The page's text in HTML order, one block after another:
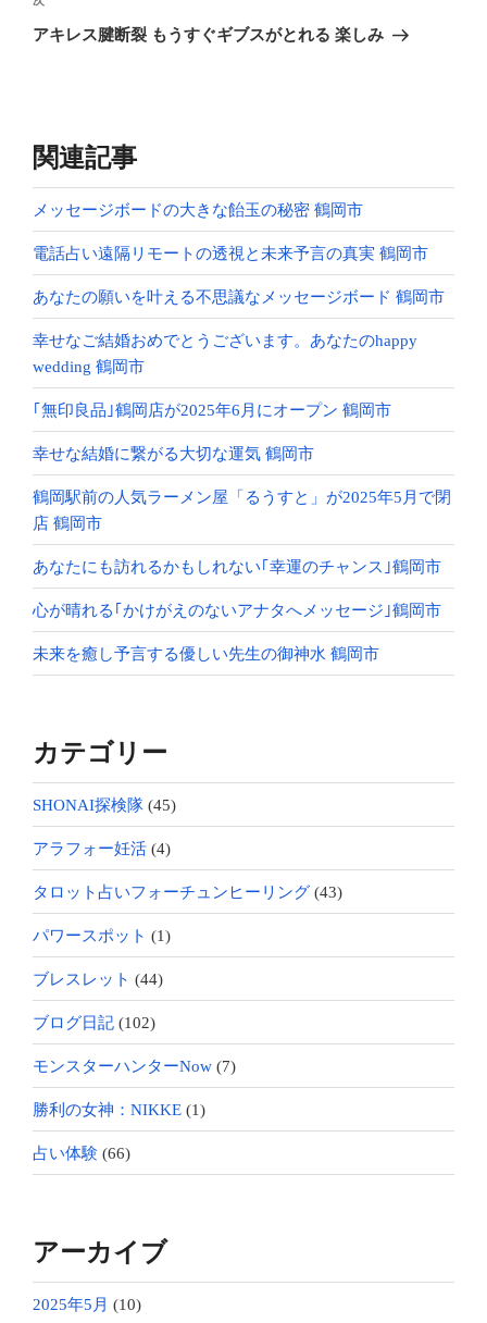
ゲ
ン
次
の
アキレス腱断裂 もうすぐギブスがとれる 楽しみ
関連記事
メッセージボードの大きな飴玉の秘密 鶴岡市
電話占い遠隔リモートの透視と未来予言の真実 鶴岡市
あなたの願いを叶える不思議なメッセージボード 鶴岡市
幸せなご結婚おめでとうございます。あなたのhappy
wedding 鶴岡市
｢無印良品｣鶴岡店が2025年6月にオープン 鶴岡市
幸せな結婚に繋がる大切な運気 鶴岡市
鶴岡駅前の人気ラーメン屋「るうすと」が2025年5月で閉
店 鶴岡市
あなたにも訪れるかもしれない｢幸運のチャンス｣鶴岡市
心が晴れる｢かけがえのないアナタへメッセージ｣鶴岡市
未来を癒し予言する優しい先生の御神水 鶴岡市
カテゴリー
SHONAI探検隊 (45)
アラフォー妊活 (4)
タロット占いフォーチュンヒーリング (43)
パワースポット (1)
ブレスレット (44)
ブログ日記 (102)
モンスターハンターNow (7)
勝利の女神：NIKKE (1)
占い体験 (66)
アーカイブ
2025年5月 (10)